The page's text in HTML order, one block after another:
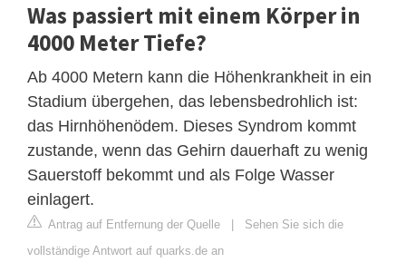
Was passiert mit einem Körper in
4000 Meter Tiefe?
Ab 4000 Metern kann die Höhenkrankheit in ein
Stadium übergehen, das lebensbedrohlich ist:
das Hirnhöhenödem. Dieses Syndrom kommt
zustande, wenn das Gehirn dauerhaft zu wenig
Sauerstoff bekommt und als Folge Wasser
einlagert.
Antrag auf Entfernung der Quelle
Sehen Sie sich die
vollständige Antwort auf quarks.de an